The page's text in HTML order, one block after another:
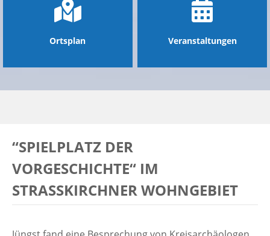
Ortsplan Veranstaltungen
“SPIELPLATZ DER
VORGESCHICHTE“ IM
STRASSKIRCHNER WOHNGEBIET